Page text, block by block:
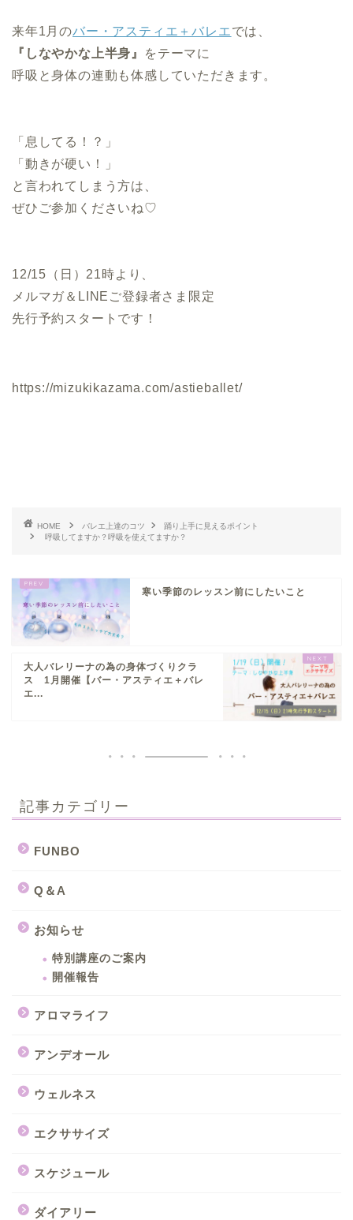
来年1月のバー・アスティエ＋バレエでは、
『しなやかな上半身』
をテーマに
呼吸と身体の連動も体感していただきます。
「息してる！？」
「動きが硬い！」
と言われてしまう方は、
ぜひご参加くださいね♡
12/15（日）21時より、
メルマガ＆LINEご登録者さま限定
先行予約スタートです！
https://mizukikazama.com/astieballet/
HOME バレエ上達のコツ
踊り上手に見えるポイント
呼吸してますか？呼吸を使えてますか？
寒い季節のレッスン前にしたいこと
大人バレリーナの為の身体づくりクラ
ス 1月開催【バー・アスティエ＋バレ
エ...
記事カテゴリー
FUNBO
Q＆A
お知らせ
特別講座のご案内
開催報告
アロマライフ
アンデオール
ウェルネス
エクササイズ
スケジュール
ダイアリー